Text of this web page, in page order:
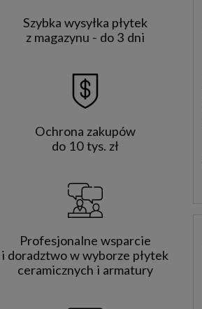
Szybka wysyłka płytek
z magazynu - do 3 dni
Ochrona zakupów
do 10 tys. zł
Profesjonalne wsparcie
i doradztwo w wyborze płytek
ceramicznych i armatury